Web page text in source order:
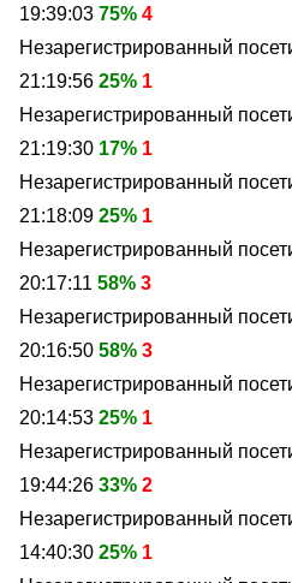
19:39:03 75% 4
Незарегистрированный
21:19:56 25% 1
Незарегистрированный
21:19:30 17% 1
Незарегистрированный
21:18:09 25% 1
Незарегистрированный
20:17:11 58% 3
Незарегистрированный
20:16:50 58% 3
Незарегистрированный
20:14:53 25% 1
Незарегистрированный
19:44:26 33% 2
Незарегистрированный
14:40:30 25% 1